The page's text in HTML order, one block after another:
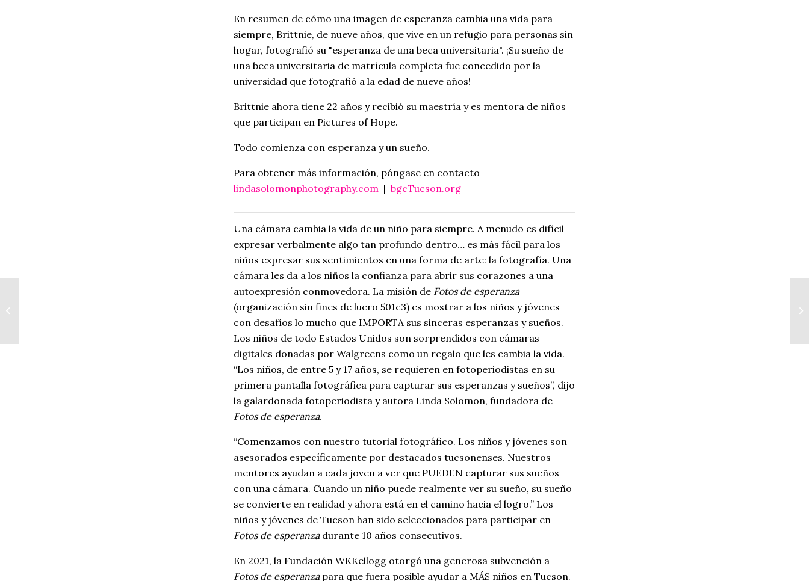
En resumen de cómo una imagen de esperanza cambia una vida para
siempre, Brittnie, de nueve años, que vive en un refugio para personas sin
hogar, fotografió su "esperanza de una beca universitaria". ¡Su sueño de
una beca universitaria de matrícula completa fue concedido por la
universidad que fotografió a la edad de nueve años!
Brittnie ahora tiene 22 años y recibió su maestría y es mentora de niños
que participan en Pictures of Hope.
Todo comienza con esperanza y un sueño.
Para obtener más información, póngase en contacto
lindasolomonphotography.com | bgcTucson.org
Una cámara cambia la vida de un niño para siempre. A menudo es difícil
expresar verbalmente algo tan profundo dentro… es más fácil para los
niños expresar sus sentimientos en una forma de arte: la fotografía. Una
cámara les da a los niños la confianza para abrir sus corazones a una
autoexpresión conmovedora. La misión de Fotos de esperanza
(organización sin fines de lucro 501c3) es mostrar a los niños y jóvenes
con desafíos lo mucho que IMPORTA sus sinceras esperanzas y sueños.
Los niños de todo Estados Unidos son sorprendidos con cámaras
digitales donadas por Walgreens como un regalo que les cambia la vida.
“Los niños, de entre 5 y 17 años, se requieren en fotoperiodistas en su
primera pantalla fotográfica para capturar sus esperanzas y sueños”, dijo
la galardonada fotoperiodista y autora Linda Solomon, fundadora de
Fotos de esperanza.
“Comenzamos con nuestro tutorial fotográfico. Los niños y jóvenes son
asesorados específicamente por destacados tucsonenses. Nuestros
mentores ayudan a cada joven a ver que PUEDEN capturar sus sueños
con una cámara. Cuando un niño puede realmente ver su sueño, su sueño
se convierte en realidad y ahora está en el camino hacia el logro.” Los
niños y jóvenes de Tucson han sido seleccionados para participar en
Fotos de esperanzadurante 10 años consecutivos.
En 2021, la Fundación WKKellogg otorgó una generosa subvención a
Fotos de esperanzapara que fuera posible ayudar a MÁS niños en Tucson.